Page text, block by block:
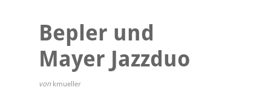
Bepler und
Mayer Jazzduo
von kmueller